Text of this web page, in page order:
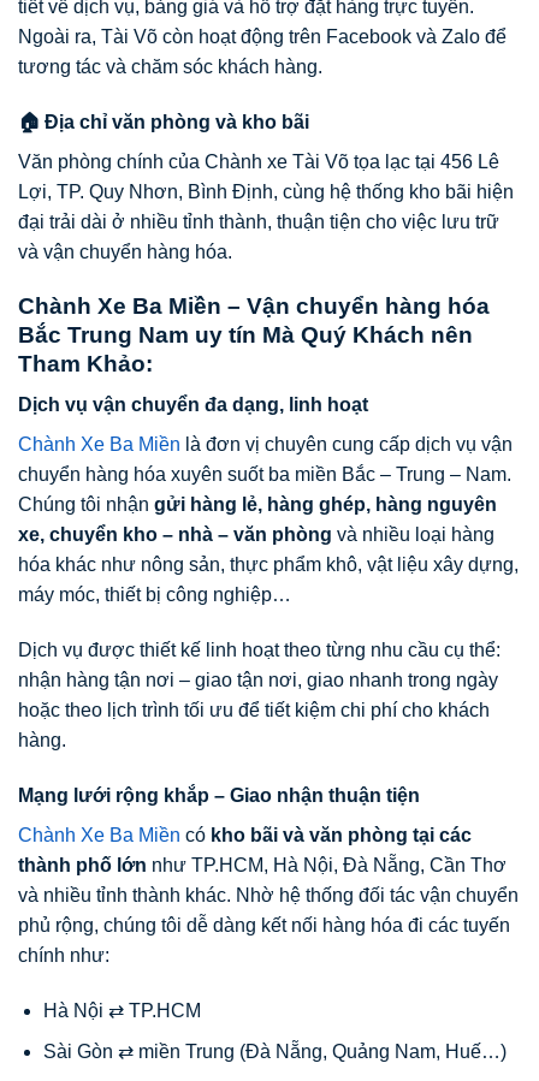
tiết về dịch vụ, bảng giá và hỗ trợ đặt hàng trực tuyến.
Ngoài ra, Tài Võ còn hoạt động trên Facebook và Zalo để
tương tác và chăm sóc khách hàng.
🏠 Địa chỉ văn phòng và kho bãi
Văn phòng chính của Chành xe Tài Võ tọa lạc tại 456 Lê
Lợi, TP. Quy Nhơn, Bình Định, cùng hệ thống kho bãi hiện
đại trải dài ở nhiều tỉnh thành, thuận tiện cho việc lưu trữ
và vận chuyển hàng hóa.
Chành Xe Ba Miền – Vận chuyển hàng hóa
Bắc Trung Nam uy tín Mà Quý Khách nên
Tham Khảo:
Dịch vụ vận chuyển đa dạng, linh hoạt
Chành Xe Ba Miền là đơn vị chuyên cung cấp dịch vụ vận
chuyển hàng hóa xuyên suốt ba miền Bắc – Trung – Nam.
Chúng tôi nhận gửi hàng lẻ, hàng ghép, hàng nguyên
xe, chuyển kho – nhà – văn phòng và nhiều loại hàng
hóa khác như nông sản, thực phẩm khô, vật liệu xây dựng,
máy móc, thiết bị công nghiệp…
Dịch vụ được thiết kế linh hoạt theo từng nhu cầu cụ thể:
nhận hàng tận nơi – giao tận nơi, giao nhanh trong ngày
hoặc theo lịch trình tối ưu để tiết kiệm chi phí cho khách
hàng.
Mạng lưới rộng khắp – Giao nhận thuận tiện
Chành Xe Ba Miền có kho bãi và văn phòng tại các
thành phố lớn như TP.HCM, Hà Nội, Đà Nẵng, Cần Thơ
và nhiều tỉnh thành khác. Nhờ hệ thống đối tác vận chuyển
phủ rộng, chúng tôi dễ dàng kết nối hàng hóa đi các tuyến
chính như:
Hà Nội ⇄ TP.HCM
Sài Gòn ⇄ miền Trung (Đà Nẵng, Quảng Nam, Huế…)